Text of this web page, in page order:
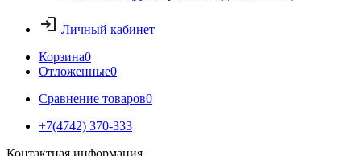
Личный кабинет
Корзина0
Отложенные0
Сравнение товаров0
+7(4742) 370-333